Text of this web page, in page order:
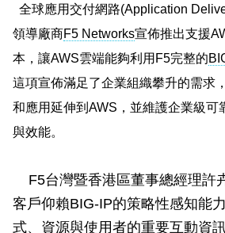
全球應用交付網路(Application
領導廠商F5 Networks宣佈推出支援
本，讓AWS雲端能夠利用 F5完整的
這項宣佈滿足了企業組織攀升的需求
和應用延伸到 AWS ，並維護企業級
與效能。
F5台灣暨香港區董事總經理許
客戶仰賴BIG-IP的策略性感知能力
式、資源與使用者的重要互動資